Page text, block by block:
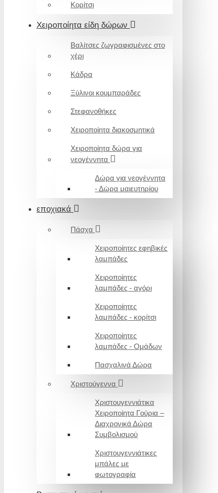
Κορίτσι
Χειροποίητα είδη δώρων
Βαλίτσες ζωγραφισμένες στο
χέρι
Κάδρα
Ξύλινοι κουμπαράδες
Στεφανοθήκες
Χειροποίητα διακοσμητικά
Χειροποίητα δώρα για
νεογέννητα
Δώρα για νεογέννητα
- Δώρα μαιευτηρίου
εποχιακά
Πάσχα
Χειροποίητες εφηβικές
λαμπάδες
Χειροποίητες
λαμπάδες - αγόρι
Χειροποίητες
λαμπάδες - κορίτσι
Χειροποίητες
λαμπάδες - Ομάδων
Πασχαλινά Δώρα
Χριστούγεννα
Χριστουγεννιάτικα
Χειροποίητα Γούρια –
Διαχρονικά Δώρα
Συμβολισμού
Χριστουγεννιάτικες
μπάλες με
φωτογραφία